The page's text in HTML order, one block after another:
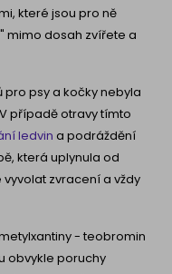
které jsou pro ně
mimo dosah zvířete a
pro psy a kočky nebyla
případě otravy tímto
ledvin a podráždění
která uplynula od
zvracení a vždy
- teobromin
obvykle poruchy